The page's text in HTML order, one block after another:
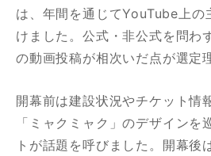
は、年間を通じてYouTube上の
けました。公式・非公式を問わ
の動画投稿が相次いだ点が選定
開幕前は建設状況やチケット情
「ミャクミャク」のデザインを
トが話題を呼びました。開幕